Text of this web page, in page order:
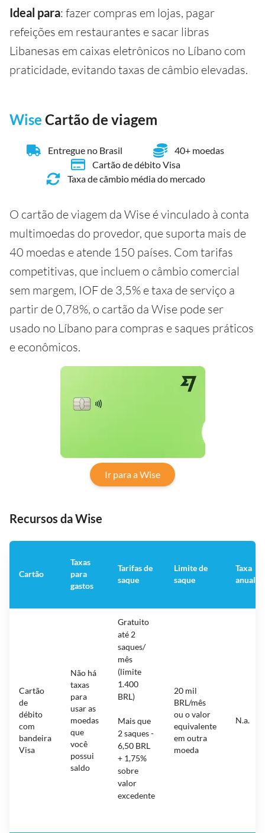
Ideal para: fazer compras em lojas, pagar
refeições em restaurantes e sacar libras
Libanesas em caixas eletrônicos no Líbano com
praticidade, evitando taxas de câmbio elevadas.
Wise Cartão de viagem
Entregue no Brasil
40+ moedas
Cartão de débito Visa
Taxa de câmbio média do mercado
O cartão de viagem da Wise é vinculado à conta
multimoedas do provedor, que suporta mais de
40 moedas e atende 150 países. Com tarifas
competitivas, que incluem o câmbio comercial
sem margem, IOF de 3,5% e taxa de serviço a
partir de 0,78%, o cartão da Wise pode ser
usado no Líbano para compras e saques práticos
e econômicos.
Ir para a Wise
Recursos da Wise
Cartão
Taxas
para
gastos
Tarifas de
saque
Limite de
saque
Taxa
anual
Cartão
de
débito
com
bandeira
Visa
Não há
taxas
para
usar as
moedas
que
você
possui
saldo
Gratuito
até 2
saques/
mês
(limite
1.400
BRL)
Mais que
2 saques -
6,50 BRL
+ 1,75%
sobre
valor
excedente
20 mil
BRL/mês
ou o valor
equivalente
em outra
moeda
N.a.